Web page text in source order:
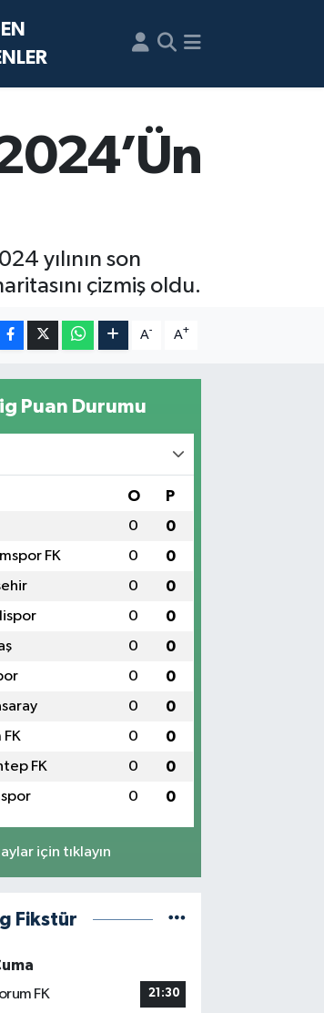
yılının son
çizmiş oldu.
A- A+
Puan Durumu
O P
0 0
FK 0 0
0 0
0 0
0 0
0 0
0 0
FK 0 0
FK 0 0
0 0
için tıklayın
Fikstür
FK
21:30